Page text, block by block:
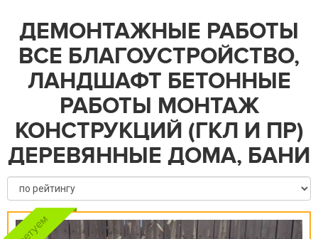
ДЕМОНТАЖНЫЕ РАБОТЫ
ВСЕ БЛАГОУСТРОЙСТВО,
ЛАНДШАФТ БЕТОННЫЕ
РАБОТЫ МОНТАЖ
КОНСТРУКЦИЙ (ГКЛ И ПР)
ДЕРЕВЯННЫЕ ДОМА, БАНИ